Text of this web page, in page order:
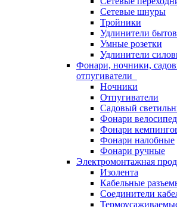
Сетевые шнуры
Тройники
Удлинители
Умные розетки
Удлинители
Фонари, ночники,
отпугиватели
Ночники
Отпугиватели
Садовый
Фонари
Фонари
Фонари налобные
Фонари ручные
Электромонтажная
Изолента
Кабельные
Соединители